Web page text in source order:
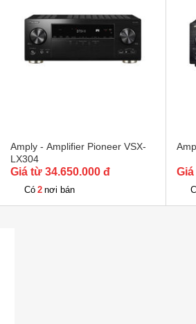
Amply - Amplifier Pioneer VSX-
LX304
Giá từ 34.650.000 đ
Có 2 nơi bán